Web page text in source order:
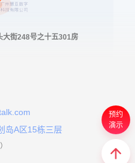
大街248号之十五301房
预约
演示
岛A区15栋三层